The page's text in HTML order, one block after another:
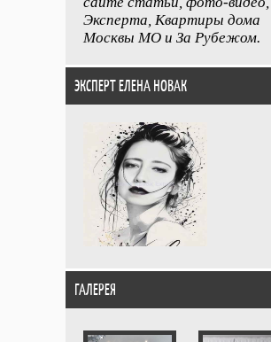
Эксперта, Квартиры дома
Москвы МО и За Рубежом.
ЭКСПЕРТ ЕЛЕНА НОВАК
ГАЛЕРЕЯ